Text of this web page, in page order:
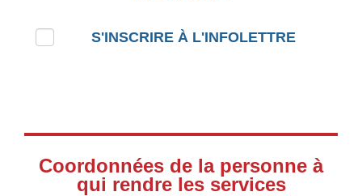
S'INSCRIRE À L'INFOLETTRE
Coordonnées de la personne à
qui rendre les services